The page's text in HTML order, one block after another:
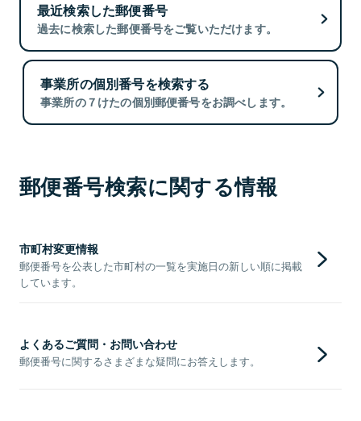
最近検索した郵便番号
過去に検索した郵便番号をご覧いただけます。
事業所の個別番号を検索する
事業所の７けたの個別郵便番号をお調べします。
郵便番号検索に関する情報
市町村変更情報
郵便番号を公表した市町村の一覧を実施日の新しい順に掲載
しています。
よくあるご質問・お問い合わせ
郵便番号に関するさまざまな疑問にお答えします。